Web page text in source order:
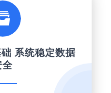
系统稳定数据
全